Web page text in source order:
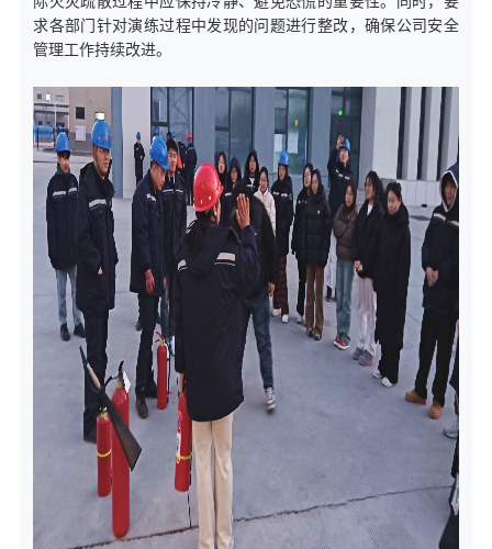
求各部门针对演练过程中发现的问题进行整改，确保公司安全
管理工作持续改进。